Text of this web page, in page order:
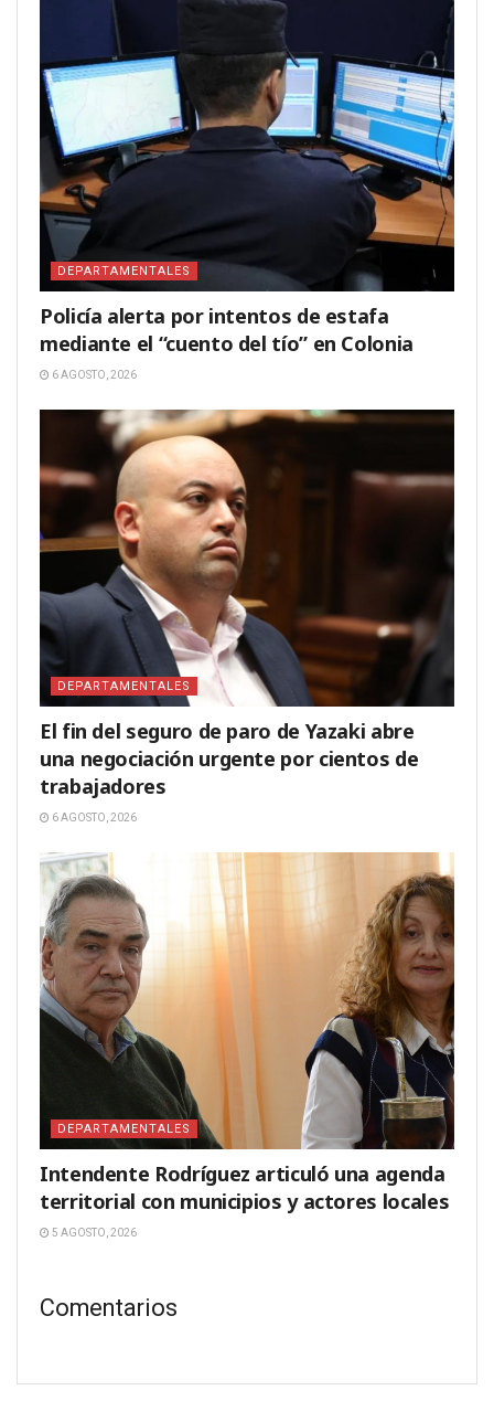
DEPARTAMENTALES
Policía alerta por intentos de estafa
mediante el “cuento del tío” en Colonia
6 AGOSTO, 2026
DEPARTAMENTALES
El fin del seguro de paro de Yazaki abre
una negociación urgente por cientos de
trabajadores
6 AGOSTO, 2026
DEPARTAMENTALES
Intendente Rodríguez articuló una agenda
territorial con municipios y actores locales
5 AGOSTO, 2026
Comentarios